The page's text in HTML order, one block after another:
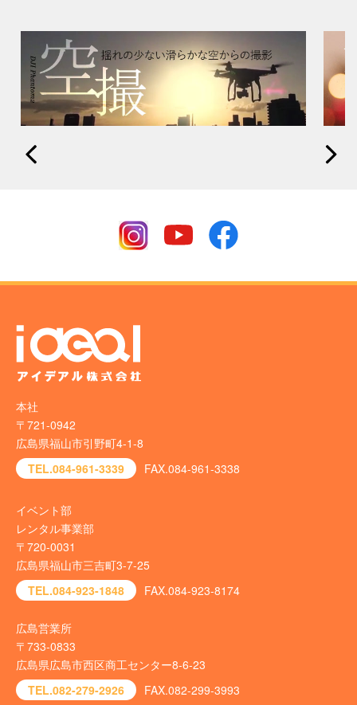
本社
〒721-0942
広島県福山市引野町4-1-8
TEL.084-961-3339
FAX.084-961-3338
イベント部
レンタル事業部
〒720-0031
広島県福山市三吉町3-7-25
TEL.084-923-1848
FAX.084-923-8174
広島営業所
〒733-0833
広島県広島市西区商工センター8-6-23
TEL.082-279-2926
FAX.082-299-3993